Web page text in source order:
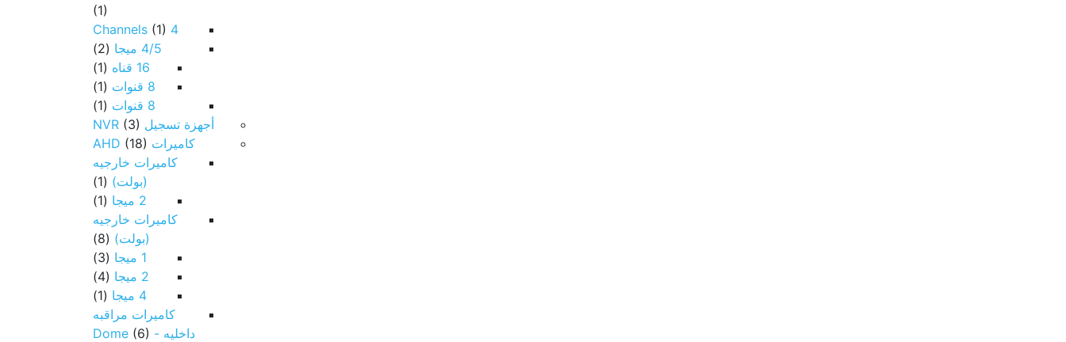
(1)
4 Channels
(1)
4/5 ميجا
(2)
16 قناه
(1)
8 قنوات
(1)
8 قنوات
(1)
أجهزة تسجيل NVR (3)
كاميرات AHD (18)
كاميرات خارجيه
(بولت) (1)
2 ميجا
(1)
كاميرات خارجيه
(بولت) (8)
1 ميجا
(3)
2 ميجا
(4)
4 ميجا
(1)
كاميرات مراقبه
داخليه - Dome (6)